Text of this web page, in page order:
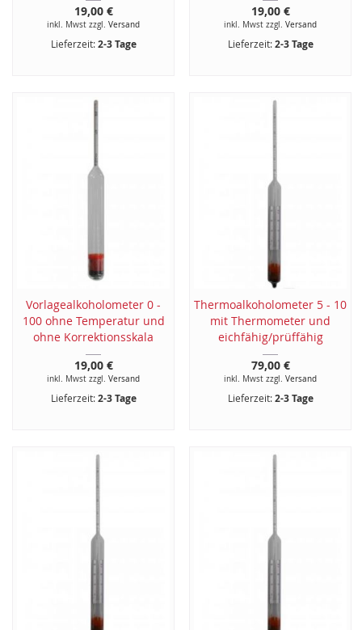
19,00 €
inkl. Mwst zzgl. Versand
Lieferzeit:2-3 Tage
19,00 €
inkl. Mwst zzgl. Versand
Lieferzeit:2-3 Tage
Vorlagealkoholometer 0 -
100 ohne Temperatur und
ohne Korrektionsskala
19,00 €
inkl. Mwst zzgl. Versand
Lieferzeit:2-3 Tage
Thermoalkoholometer 5 - 10
mit Thermometer und
eichfähig/prüffähig
79,00 €
inkl. Mwst zzgl. Versand
Lieferzeit:2-3 Tage